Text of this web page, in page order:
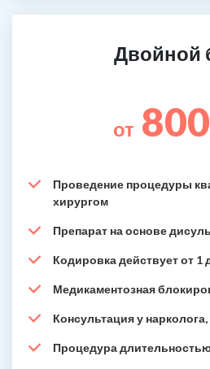
Двойной
от
Проведение процедуры
хирургом
Препарат на основе
Кодировка действует от 1
Медикаментозная
Консультация у
Процедура